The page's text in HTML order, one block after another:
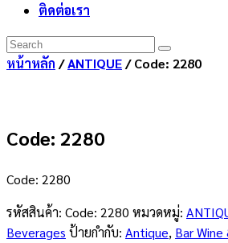
ติดต่อเรา
หน้าหลัก /ANTIQUE/ Code: 2280
Code: 2280
Code: 2280
รหัสสินค้า: Code: 2280 หมวดหมู่:
Beverages ป้ายกำกับ: Antique, Bar